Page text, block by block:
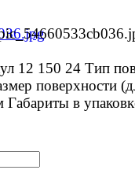
12 150 24 Тип
поверхности
в